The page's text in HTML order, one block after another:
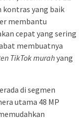
kontras yang baik
membantu
cepat yang sering
membuatnya
TikTok murahyang
di segmen
utama 48 MP